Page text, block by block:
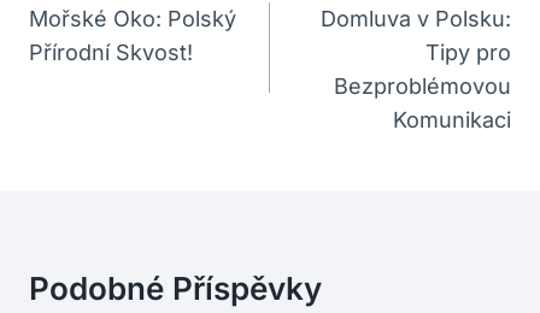
Pro
Příspěvek
Mořské Oko: Polský
Přírodní Skvost!
Domluva v Polsku:
Tipy pro
Bezproblémovou
Komunikaci
Podobné Příspěvky